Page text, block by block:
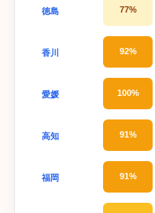
徳島 77%
香川 92%
愛媛 100%
高知 91%
福岡 91%